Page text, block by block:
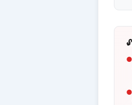
🔓
●
●